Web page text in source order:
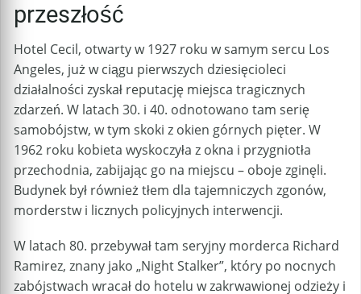
przeszłość
Hotel Cecil, otwarty w 1927 roku w samym sercu Los
Angeles, już w ciągu pierwszych dziesięcioleci
działalności zyskał reputację miejsca tragicznych
zdarzeń. W latach 30. i 40. odnotowano tam serię
samobójstw, w tym skoki z okien górnych pięter. W
1962 roku kobieta wyskoczyła z okna i przygniotła
przechodnia, zabijając go na miejscu – oboje zginęli.
Budynek był również tłem dla tajemniczych zgonów,
morderstw i licznych policyjnych interwencji.
W latach 80. przebywał tam seryjny morderca Richard
Ramirez, znany jako „Night Stalker”, który po nocnych
zabójstwach wracał do hotelu w zakrwawionej odzieży i